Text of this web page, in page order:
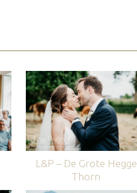
L&P – De Grote Hegge
Thorn